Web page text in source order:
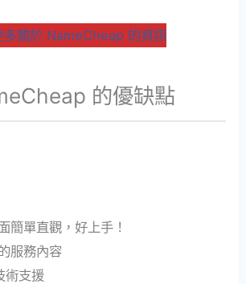
多關於 NameCheap 的資訊
的優缺點
簡單直觀，好上手！
服務內容
術支援